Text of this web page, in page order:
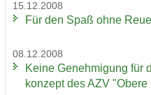
15.12.2008
Für den Spaß ohne
08.12.2008
Keine Ge­neh­mi­gung für
kon­zept des AZV "Obere